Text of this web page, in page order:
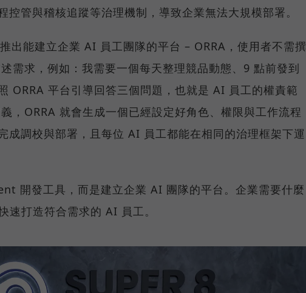
控管與稽核追蹤等治理機制，導致企業無法大規模部署。
出能建立企業 AI 員工團隊的平台 – ORRA，使用者不需撰
需求，例如：我需要一個每天整理競品動態、9 點前發到
ORRA 平台引導回答三個問題，也就是 AI 員工的權責範
，ORRA 就會生成一個已經設定好角色、權限與工作流程
成調校與部署，且每位 AI 員工都能在相同的治理框架下運
開發工具，而是建立企業 AI 團隊的平台。企業需要什麼
速打造符合需求的 AI 員工。